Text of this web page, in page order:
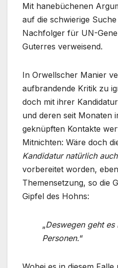
Mit hanebüchenen
auf die schwierige
Nachfolger für UN-
Guterres verweisend.
In Orwellscher Manier
aufbrandende Kritik zu
doch mit ihrer
und deren seit Monaten
geknüpften Kontakte
Mitnichten: Wäre doch
Kandidatur natürlich
vorbereitet worden,
Themensetzung, so die
Gipfel des Hohns:
„Deswegen geht
Personen.“